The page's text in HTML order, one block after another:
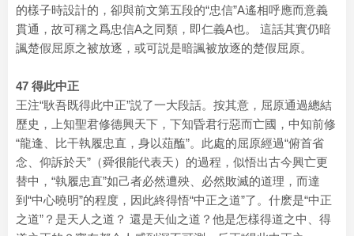
的樣子時設計的，卻與前文第五段的“忠信”A遙相呼應而意義
貫通，故可稱之爲忠信A之同類，即仁義A也。 這話其實仍暗
諷楚假屈原之被放逐，或可説是暗諷被放逐的楚假屈原。
47 得此中正
王注“耿吾既得此中正”説了一大段話。按其意，屈原通過總結
歷史，上知聖君修德興天下，下知昏君行惡而亡國，中知前修
“龍逢、比干執履忠直，身以葅醢”。此處的屈原經過“俯首省
念、仰訴於天”（舜很能代表天）的過程，似悟出古今興亡更
替中，“執履忠直”如己者必然遭殃、必然敗滅的道理，而達
到“中心曉明”的程度，因此終得悟“中正之道”了。什麽是“中正
之道”？是天人之道？ 還是天仙之道？他是怎樣得道之中、得